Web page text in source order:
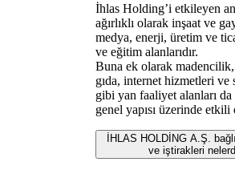
İhlas Holding’i etkileyen
ağırlıklı olarak inşaat ve
medya, enerji, üretim ve
ve eğitim alanlarıdır.
Buna ek olarak
gıda, internet hizmetleri ve
gibi yan faaliyet alanları
genel yapısı üzerinde etkili
İHLAS HOLDİNG A.Ş.
ve iştirakleri